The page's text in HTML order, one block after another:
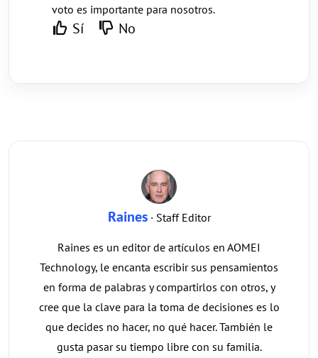
voto es importante para nosotros.
Sí No
Raines· Staff Editor
Raines es un editor de artículos en AOMEI
Technology, le encanta escribir sus pensamientos
en forma de palabras y compartirlos con otros, y
cree que la clave para la toma de decisiones es lo
que decides no hacer, no qué hacer. También le
gusta pasar su tiempo libre con su familia.